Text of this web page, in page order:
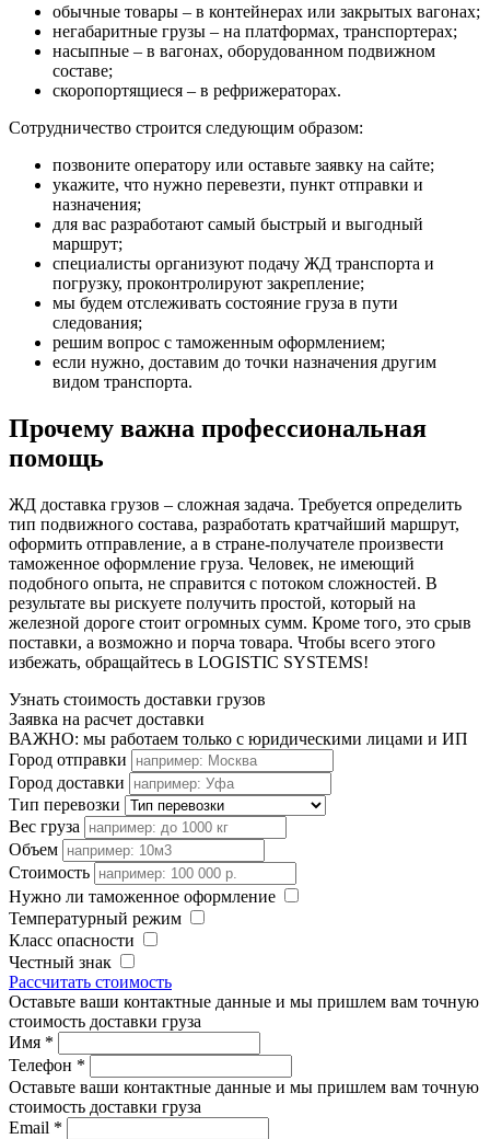
обычные товары – в контейнерах или закрытых вагонах;
негабаритные грузы – на платформах, транспортерах;
насыпные – в вагонах, оборудованном подвижном
составе;
скоропортящиеся – в рефрижераторах.
Сотрудничество строится следующим образом:
позвоните оператору или оставьте заявку на сайте;
укажите, что нужно перевезти, пункт отправки и
назначения;
для вас разработают самый быстрый и выгодный
маршрут;
специалисты организуют подачу ЖД транспорта и
погрузку, проконтролируют закрепление;
мы будем отслеживать состояние груза в пути
следования;
решим вопрос с таможенным оформлением;
если нужно, доставим до точки назначения другим
видом транспорта.
Прочему важна профессиональная
помощь
ЖД доставка грузов – сложная задача. Требуется определить
тип подвижного состава, разработать кратчайший маршрут,
оформить отправление, а в стране-получателе произвести
таможенное оформление груза. Человек, не имеющий
подобного опыта, не справится с потоком сложностей. В
результате вы рискуете получить простой, который на
железной дороге стоит огромных сумм. Кроме того, это срыв
поставки, а возможно и порча товара. Чтобы всего этого
избежать, обращайтесь в LOGISTIC SYSTEMS!
Узнать стоимость доставки грузов
Заявка на расчет доставки
ВАЖНО: мы работаем только с юридическими лицами и ИП
Город отправки
Город доставки
Тип перевозки
Вес груза
Объем
Стоимость
Нужно ли таможенное оформление
Температурный режим
Класс опасности
Честный знак
Рассчитать стоимость
Оставьте ваши контактные данные и мы пришлем вам точную
стоимость доставки груза
Имя *
Телефон *
Оставьте ваши контактные данные и мы пришлем вам точную
стоимость доставки груза
Email *